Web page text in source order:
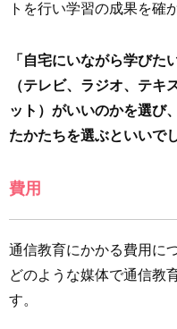
トを行い学習の成果を確
「自宅にいながら学びた
（テレビ、ラジオ、テキ
ット）がいいのかを選び
たかたちを選ぶといいで
費用
通信教育にかかる費用に
どのような媒体で通信教
す。